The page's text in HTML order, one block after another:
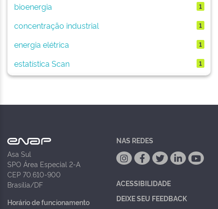
bioenergia
1
concentração industrial 1
energia elétrica 1
estatística Scan 1
Asa Sul
SPO Área Especial 2-A
CEP 70.610-900
Brasília/DF
Horário de funcionamento
NAS REDES
ACESSIBILIDADE
DEIXE SEU FEEDBACK